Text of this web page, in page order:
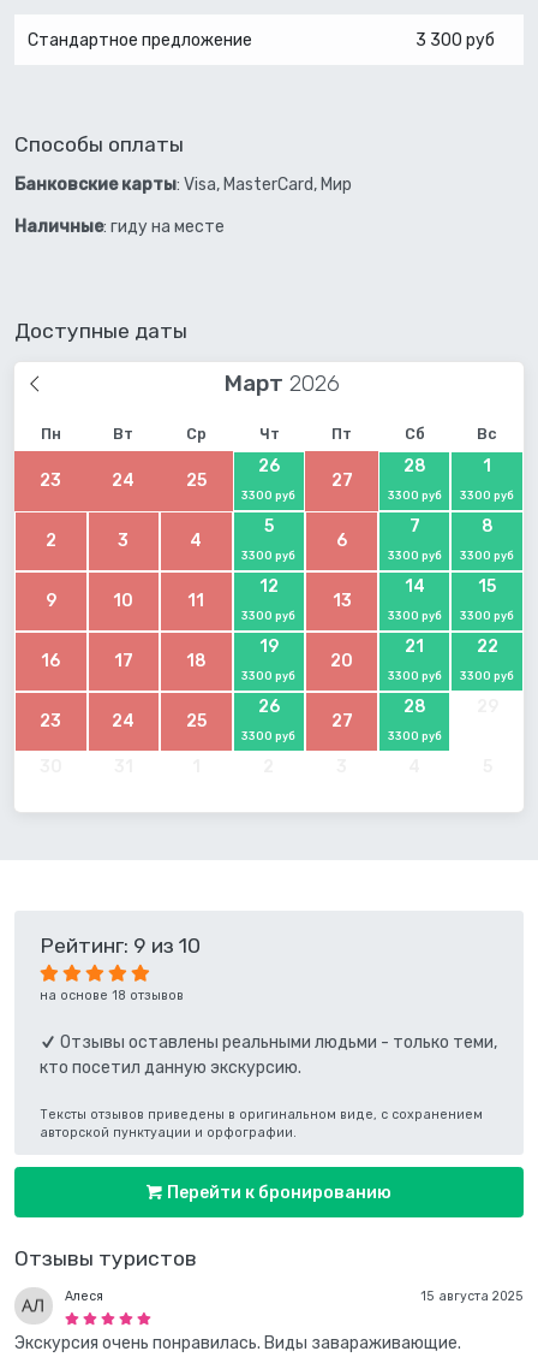
Стандартное предложение 3 300 руб
Способы оплаты
Банковские карты: Visa, MasterCard, Мир
Наличные: гиду на месте
Доступные даты
Март
Пн Вт Ср Чт Пт Сб Вс
23 24 25
26
3300 руб
27
28
3300 руб
1
3300 руб
2 3 4
5
3300 руб
6
7
3300 руб
8
3300 руб
9 10 11
12
3300 руб
13
14
3300 руб
15
3300 руб
16 17 18
19
3300 руб
20
21
3300 руб
22
3300 руб
23 24 25
26
3300 руб
27
28
3300 руб
Отзывы туристов
15 августа 2025
Алеся
Экскурсия очень понравилась. Виды завараживающие.
Рейтинг: 9 из 10
на основе 18 отзывов
Отзывы оставлены реальными людьми - только теми,
кто посетил данную экскурсию.
Тексты отзывов приведены в оригинальном виде, с сохранением
авторской пунктуации и орфографии.
Перейти к бронированию